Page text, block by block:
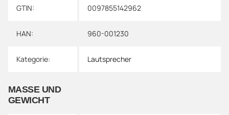
Produkteigenschaft
Wert
GTIN: 0097855142962
HAN: 960-001230
Kategorie: Lautsprecher
MASSE UND G
EWICHT